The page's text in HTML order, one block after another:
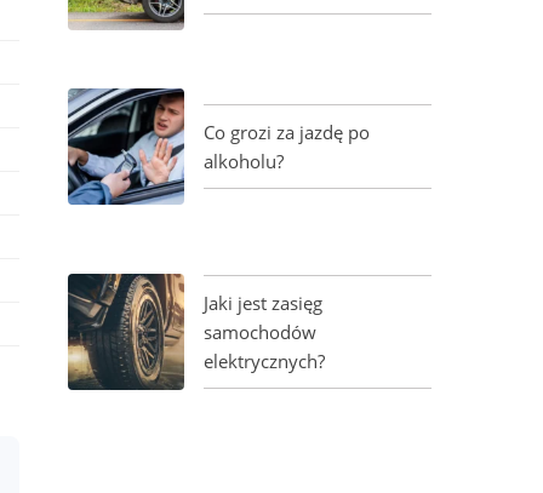
Co grozi za jazdę po
alkoholu?
Jaki jest zasięg
samochodów
elektrycznych?